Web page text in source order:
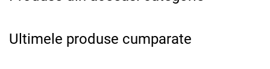
Ultimele produse cumparate